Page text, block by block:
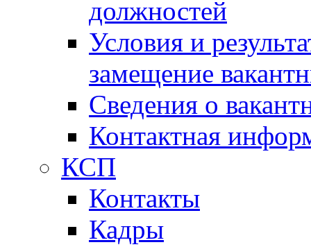
должностей
Условия и
замещение
Сведения о
Контактная
КСП
Контакты
Кадры